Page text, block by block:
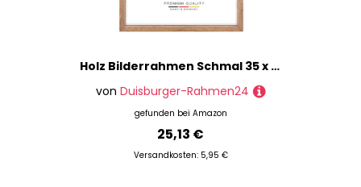
Holz Bilderrahmen Schmal 35 x 45 cm in Eiche-Rustikal | inkl. bruchsicherer Anti-Reflex Kunstglasscheibe | Rahmen für Poster | Puzzle | Foto collage DR079
von Duisburger-Rahmen24
gefunden bei Amazon
25,13 €
Versandkosten: 5,95 €